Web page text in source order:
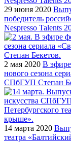
29 июня 2020
победитель
Nespresso Talents
2 мая 2020 В эфире
нового сезона
СПбГУП Степан
14 марта 2020
театра